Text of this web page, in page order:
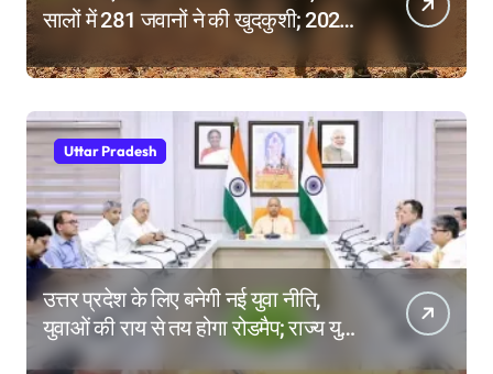
सालों में 281 जवानों ने की खुदकुशी; 2025
Uttar Pradesh
उत्तर प्रदेश के लिए बनेगी नई युवा नीति,
युवाओं की राय से तय होगा रोडमैप; राज्य युवा
आयोग के गठन पर भी मंथन